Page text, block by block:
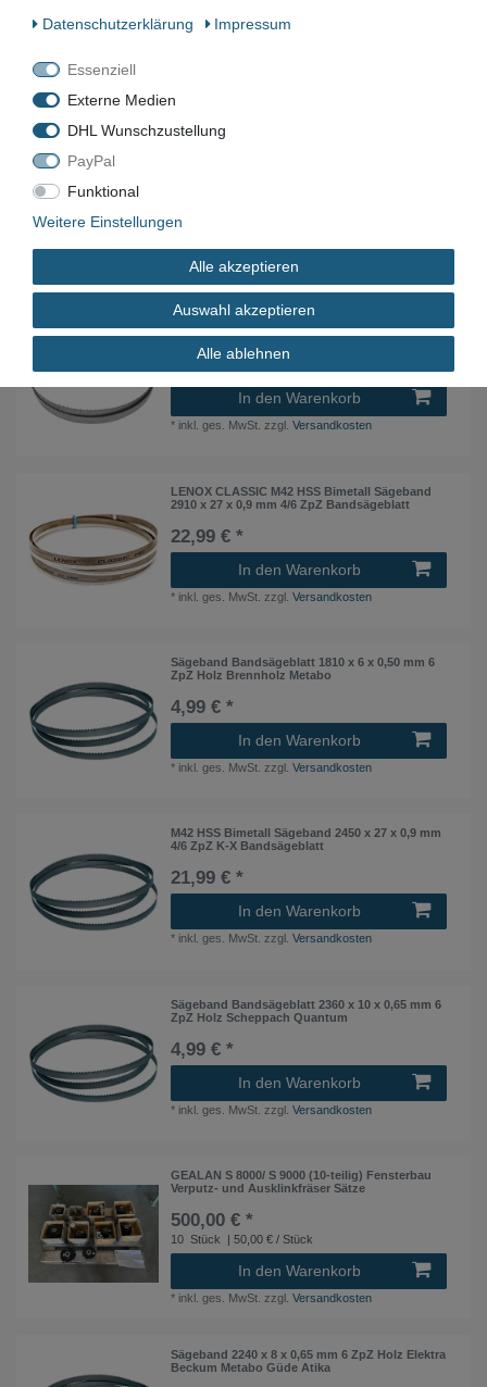
5,99 € *
M42 Bimetall Sägeband 1330 x 13 x 0,65 mm
9,99 € *
In den Warenkorb
* inkl. ges. MwSt. zzgl.Versandkosten
LENOX CLASSIC M42 HSS Bimetall Sägeband
2910 x 27 x 0,9 mm 4/6 ZpZ Bandsägeblatt
22,99 € *
In den Warenkorb
* inkl. ges. MwSt. zzgl.Versandkosten
Sägeband Bandsägeblatt 1810 x 6 x 0,50 mm 6
ZpZ Holz Brennholz Metabo
4,99 € *
In den Warenkorb
* inkl. ges. MwSt. zzgl.Versandkosten
M42 HSS Bimetall Sägeband 2450 x 27 x 0,9 mm
4/6 ZpZ K-X Bandsägeblatt
21,99 € *
In den Warenkorb
* inkl. ges. MwSt. zzgl.Versandkosten
Sägeband Bandsägeblatt 2360 x 10 x 0,65 mm 6
ZpZ Holz Scheppach Quantum
4,99 € *
In den Warenkorb
* inkl. ges. MwSt. zzgl.Versandkosten
GEALAN S 8000/ S 9000 (10-teilig) Fensterbau
Verputz- und Ausklinkfräser Sätze
500,00 € *
10 Stück | 50,00 € / Stück
In den Warenkorb
* inkl. ges. MwSt. zzgl.Versandkosten
Sägeband 2240 x 8 x 0,65 mm 6 ZpZ Holz Elektra
Beckum Metabo Güde Atika
Daten­schutz­erklärung
Impressum
Essenziell
Externe Medien
DHL Wunschzustellung
PayPal
Funktional
Weitere Einstellungen
Alle akzeptieren
Auswahl akzeptieren
Alle ablehnen